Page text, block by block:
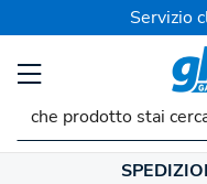
Servizio